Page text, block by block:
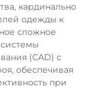
кардинально
одежды к
сложное
(CAD) с
обеспечивая
при